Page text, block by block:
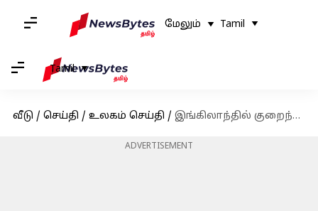
மேலும் Tamil
Tamil
வீடு / செய்தி / உலகம் செய்தி / இங்கிலாந்தில் குறைந்து வரும் பிறப்பு விகிதம்; 2029ஆம் ஆண்டுக்குள் 800 தொடக்கப் பள்ளிகள் மூடப்படலாம்
ADVERTISEMENT